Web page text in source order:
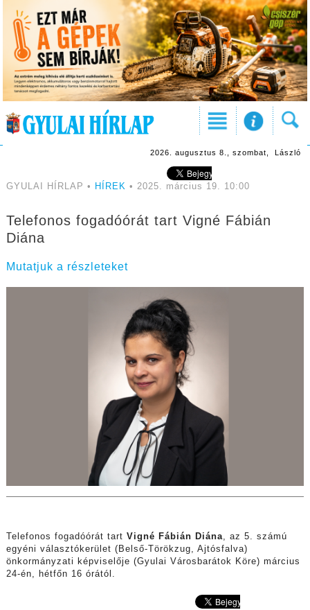
2026. augusztus 8., szombat, László
GYULAI HÍRLAP • HÍREK • 2025. március 19. 10:00
Telefonos fogadóórát tart Vigné Fábián
Diána
Mutatjuk a részleteket
Telefonos fogadóórát tart Vigné Fábián Diána, az 5. számú
egyéni választókerület (Belső-Törökzug, Ajtósfalva)
önkormányzati képviselője (Gyulai Városbarátok Köre) március
24-én, hétfőn 16 órától.